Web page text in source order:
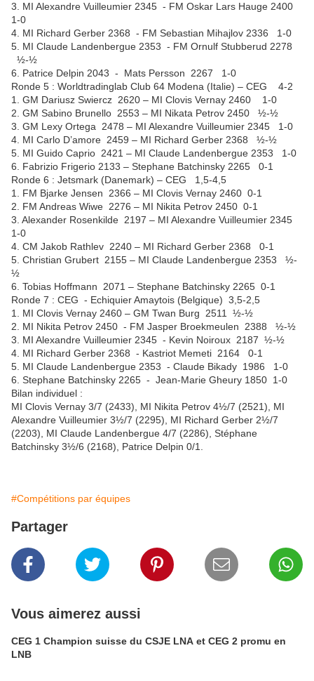
3. MI Alexandre Vuilleumier 2345 - FM Oskar Lars Hauge 2400
1-0
4. MI Richard Gerber 2368 - FM Sebastian Mihajlov 2336 1-0
5. MI Claude Landenbergue 2353 - FM Ornulf Stubberud 2278
½-½
6. Patrice Delpin 2043 - Mats Persson 2267 1-0
Ronde 5 : Worldtradinglab Club 64 Modena (Italie) – CEG 4-2
1. GM Dariusz Swiercz 2620 – MI Clovis Vernay 2460 1-0
2. GM Sabino Brunello 2553 – MI Nikata Petrov 2450 ½-½
3. GM Lexy Ortega 2478 – MI Alexandre Vuilleumier 2345 1-0
4. MI Carlo D’amore 2459 – MI Richard Gerber 2368 ½-½
5. MI Guido Caprio 2421 – MI Claude Landenbergue 2353 1-0
6. Fabrizio Frigerio 2133 – Stephane Batchinsky 2265 0-1
Ronde 6 : Jetsmark (Danemark) – CEG 1,5-4,5
1. FM Bjarke Jensen 2366 – MI Clovis Vernay 2460 0-1
2. FM Andreas Wiwe 2276 – MI Nikita Petrov 2450 0-1
3. Alexander Rosenkilde 2197 – MI Alexandre Vuilleumier 2345
1-0
4. CM Jakob Rathlev 2240 – MI Richard Gerber 2368 0-1
5. Christian Grubert 2155 – MI Claude Landenbergue 2353 ½-
½
6. Tobias Hoffmann 2071 – Stephane Batchinsky 2265 0-1
Ronde 7 : CEG - Echiquier Amaytois (Belgique) 3,5-2,5
1. MI Clovis Vernay 2460 – GM Twan Burg 2511 ½-½
2. MI Nikita Petrov 2450 - FM Jasper Broekmeulen 2388 ½-½
3. MI Alexandre Vuilleumier 2345 - Kevin Noiroux 2187 ½-½
4. MI Richard Gerber 2368 - Kastriot Memeti 2164 0-1
5. MI Claude Landenbergue 2353 - Claude Bikady 1986 1-0
6. Stephane Batchinsky 2265 - Jean-Marie Gheury 1850 1-0
Bilan individuel :
MI Clovis Vernay 3/7 (2433), MI Nikita Petrov 4½/7 (2521), MI
Alexandre Vuilleumier 3½/7 (2295), MI Richard Gerber 2½/7
(2203), MI Claude Landenbergue 4/7 (2286), Stéphane
Batchinsky 3½/6 (2168), Patrice Delpin 0/1.
#Compétitions par équipes
Partager
Vous aimerez aussi
CEG 1 Champion suisse du CSJE LNA et CEG 2 promu en
LNB